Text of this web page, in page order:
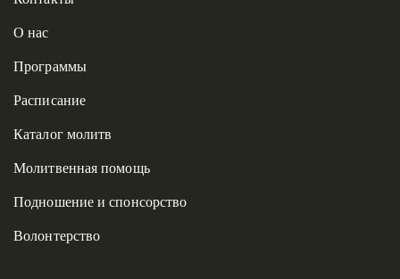
О нас
Программы
Расписание
Каталог молитв
Молитвенная помощь
Подношение и спонсорство
Волонтерство